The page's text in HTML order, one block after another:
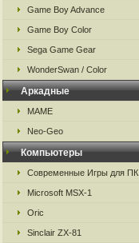
Game Boy Advance
Game Boy Color
Sega Game Gear
WonderSwan / Color
Аркадные
MAME
Neo-Geo
Компьютеры
Современные Игры для ПК
Microsoft MSX-1
Oric
Sinclair ZX-81